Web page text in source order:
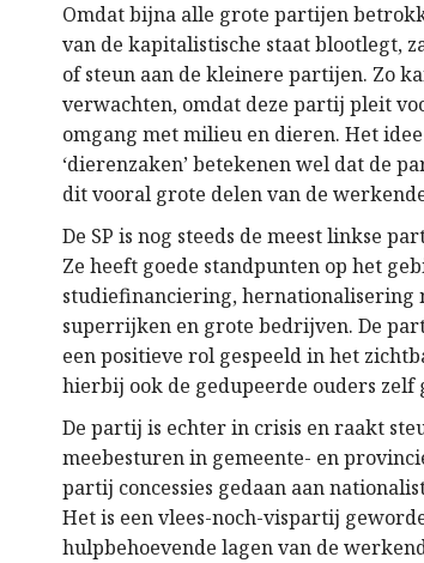
Omdat bijna alle grote partijen
van de kapitalistische staat blootlegt,
of steun aan de kleinere partijen. Zo
verwachten, omdat deze partij pleit
omgang met milieu en dieren. Het
‘dierenzaken’ betekenen wel dat de
dit vooral grote delen van de
De SP is nog steeds de meest linkse
Ze heeft goede standpunten op het
studiefinanciering, hernationalisering
superrijken en grote bedrijven. De
een positieve rol gespeeld in het
hierbij ook de gedupeerde ouders zelf
De partij is echter in crisis en raakt
meebesturen in gemeente- en
partij concessies gedaan aan
Het is een vlees-noch-vispartij
hulpbehoevende lagen van de